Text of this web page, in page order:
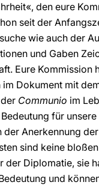
den eure
seit der
wie auch der
und Gaben
Eure Kommission
Dokument mit
Communio im
für
der Anerkennung
sind keine
der Diplomatie, sie
und